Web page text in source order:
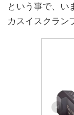
という事で、い
カスイスクラン